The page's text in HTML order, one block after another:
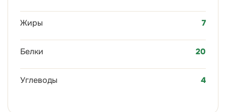
Жиры 7
Белки 20
Углеводы 4